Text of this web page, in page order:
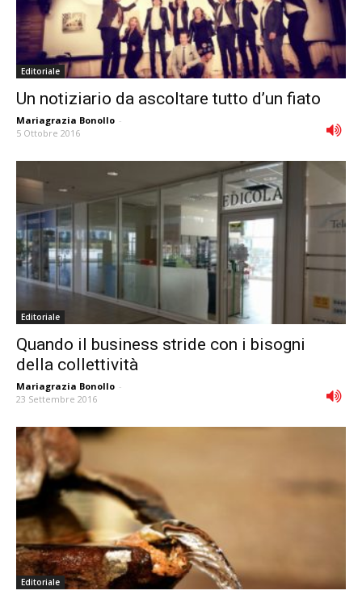
Editoriale
Un notiziario da ascoltare tutto d’un fiato
Mariagrazia Bonollo -
5 Ottobre 2016
Editoriale
Quando il business stride con i bisogni
della collettività
Mariagrazia Bonollo -
23 Settembre 2016
Editoriale